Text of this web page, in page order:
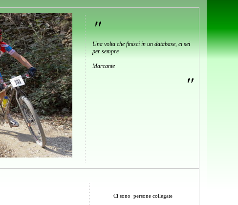
"
Una volta che finisci in un database, ci sei
per sempre
Marcante
"
Ci sono persone collegate